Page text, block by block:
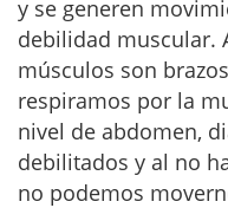
y se generen
debilidad muscular.
músculos son
respiramos por la
nivel de abdomen,
debilitados y al no
no podemos